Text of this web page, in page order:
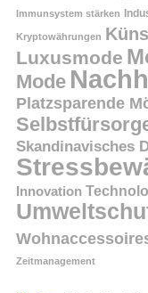
Immunsystem stärken
Kryptowährungen
Luxusmode
Mode
Platzsparende
Skandinavisches
Innovation
Zeitmanagement